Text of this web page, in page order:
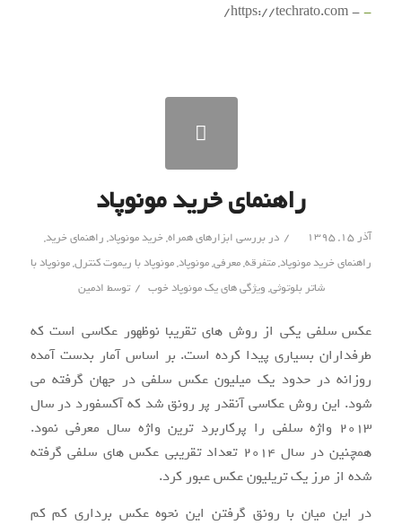
-
- https://techrato.com/
راهنمای خرید مونوپاد
آذر ۱۵, ۱۳۹۵ / دربررسی ابزارهای همراه,خرید مونوپاد, راهنمای خرید,
راهنمای خرید مونوپاد,متفرقه,معرفی,مونوپاد,مونوپاد با ریموت کنترل,مونوپاد با
شاتر بلوتوثی, ویژگی های یک مونوپاد خوب / توسط ادمین
عکس سلفی یکی از روش های تقریبا نوظهور عکاسی است که
طرفداران بسیاری پیدا کرده است. بر اساس آمار بدست آمده
روزانه در حدود یک میلیون عکس سلفی در جهان گرفته می
شود. این روش عکاسی آنقدر پر رونق شد که آکسفورد در سال
۲۰۱۳ واژه سلفی را پرکاربرد ترین واژه سال معرفی نمود.
همچنین در سال ۲۰۱۴ تعداد تقریبی عکس های سلفی گرفته
شده از مرز یک تریلیون عکس عبور کرد.
در این میان با رونق گرفتن این نحوه عکس برداری کم کم